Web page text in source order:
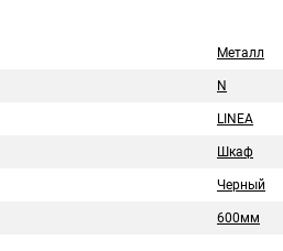
Металл
N
LINEA
Шкаф
Черный
600мм